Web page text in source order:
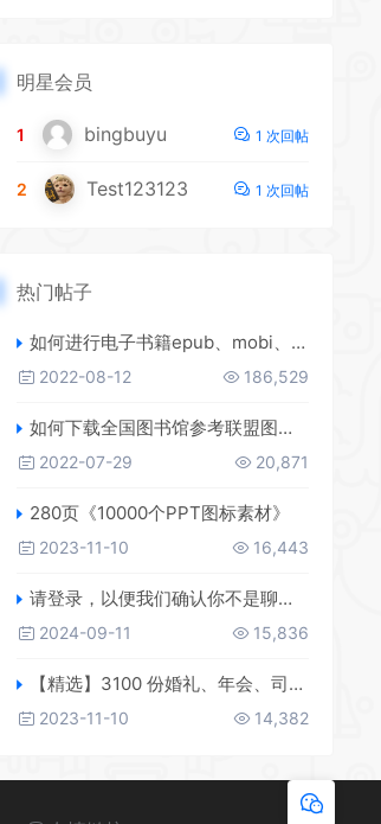
明星会员
1 bingbuyu 1 次回帖
2 Test123123 1 次回帖
热门帖子
如何进行电子书籍epub、mobi、azw3格式互转，附海量电子书籍资源
2022-08-12 186,529
如何下载全国图书馆参考联盟图书？
2022-07-29 20,871
280页《10000个PPT图标素材》
2023-11-10 16,443
请登录，以便我们确认你不是聊天机器人
2024-09-11 15,836
【精选】3100 份婚礼、年会、司仪主持人、台词稿、节日生日、晚会、开场、开场白素材
2023-11-10 14,382